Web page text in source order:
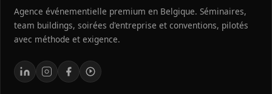
Agence événementielle premium en Belgique. Séminaires,
team buildings, soirées d'entreprise et conventions, pilotés
avec méthode et exigence.